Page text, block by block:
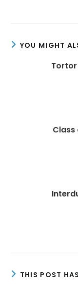
YOU MIGHT
THIS POST